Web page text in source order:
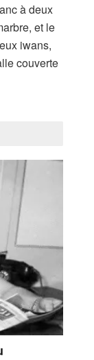
à deux
et le
iwans,
couverte